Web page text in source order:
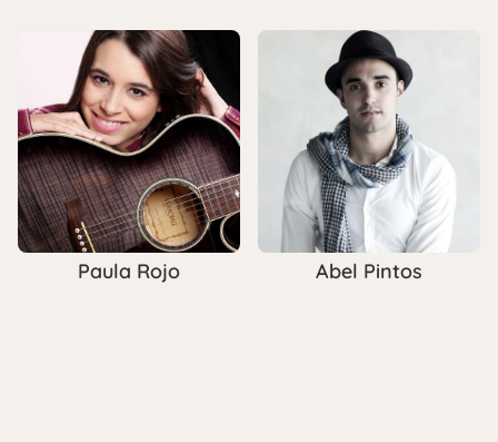
Paula Rojo Abel Pintos